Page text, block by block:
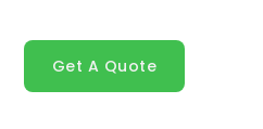
Get A Quote